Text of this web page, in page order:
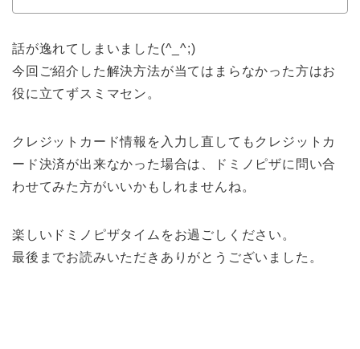
話が逸れてしまいました(^_^;)
今回ご紹介した解決方法が当てはまらなかった方はお
役に立てずスミマセン。
クレジットカード情報を入力し直してもクレジットカ
ード決済が出来なかった場合は、ドミノピザに問い合
わせてみた方がいいかもしれませんね。
楽しいドミノピザタイムをお過ごしください。
最後までお読みいただきありがとうございました。